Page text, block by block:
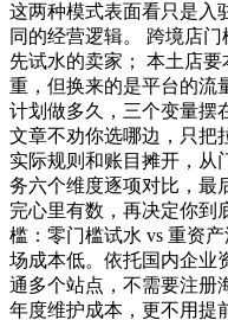
这两种模式表面看只是入
同的经营逻辑。 跨境店
先试水的卖家； 本土店
重，但换来的是平台的流
计划做多久，三个变量摆
文章不劝你选哪边，只把
实际规则和账目摊开，从
务六个维度逐项对比，最
完心里有数，再决定你到
槛：零门槛试水 vs 重资
场成本低。依托国内企业
通多个站点，不需要注册
年度维护成本，更不用提